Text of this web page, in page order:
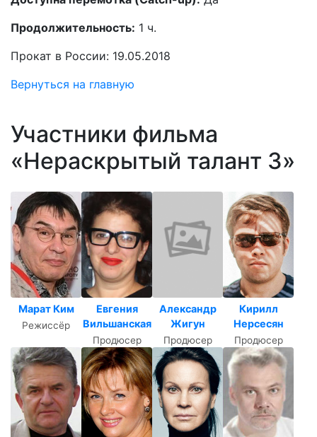
Продолжительность: 1 ч.
Прокат в России: 19.05.2018
Вернуться на главную
Участники фильма
«Нераскрытый талант 3»
Марат Ким
Режиссёр
Евгения
Вильшанская
Продюсер
Александр
Жигун
Продюсер
Кирилл
Нерсесян
Продюсер